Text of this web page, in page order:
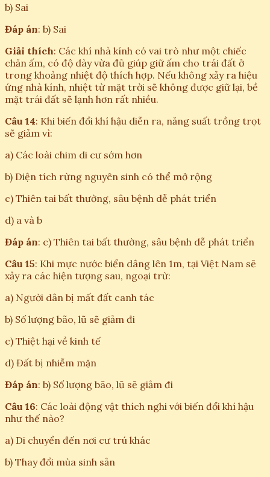
b) Sai
Đáp án: b) Sai
Giải thích: Các khí nhà kính có vai trò như một chiếc
chăn ấm, có độ dày vừa đủ giúp giữ ấm cho trái đất ở
trong khoảng nhiệt độ thích hợp. Nếu không xảy ra hiệu
ứng nhà kính, nhiệt từ mặt trời sẽ không được giữ lại, bề
mặt trái đất sẽ lạnh hơn rất nhiều.
Câu 14: Khi biến đổi khí hậu diễn ra, năng suất trồng trọt
sẽ giảm vì:
a) Các loài chim di cư sớm hơn
b) Diện tích rừng nguyên sinh có thể mở rộng
c) Thiên tai bất thường, sâu bệnh dễ phát triển
d) a và b
Đáp án: c) Thiên tai bất thường, sâu bệnh dễ phát triển
Câu 15: Khi mực nước biển dâng lên 1m, tại Việt Nam sẽ
xảy ra các hiện tượng sau, ngoại trừ:
a) Người dân bị mất đất canh tác
b) Số lượng bão, lũ sẽ giảm đi
c) Thiệt hại về kinh tế
d) Đất bị nhiễm mặn
Đáp án: b) Số lượng bão, lũ sẽ giảm đi
Câu 16: Các loài động vật thích nghi với biến đổi khí hậu
như thế nào?
a) Di chuyển đến nơi cư trú khác
b) Thay đổi mùa sinh sản